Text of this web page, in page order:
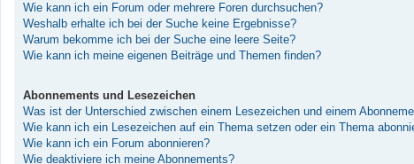
Wie kann ich ein Forum oder mehrere Foren durchsuchen?
Weshalb erhalte ich bei der Suche keine Ergebnisse?
Warum bekomme ich bei der Suche eine leere Seite?
Wie kann ich meine eigenen Beiträge und Themen finden?
Abonnements und Lesezeichen
Was ist der Unterschied zwischen einem Lesezeichen und einem
Wie kann ich ein Lesezeichen auf ein Thema setzen oder ein Thema
Wie kann ich ein Forum abonnieren?
Wie deaktiviere ich meine Abonnements?